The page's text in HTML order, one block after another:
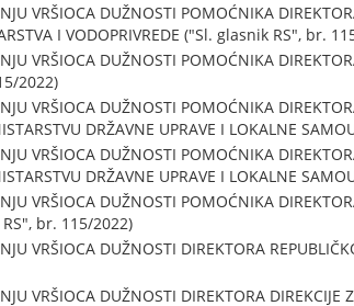
VRŠIOCA DUŽNOSTI POMOĆNIKA
I VODOPRIVREDE ("Sl. glasnik RS", br.
VRŠIOCA DUŽNOSTI POMOĆNIKA
2022)
VRŠIOCA DUŽNOSTI POMOĆNIKA
DRŽAVNE UPRAVE I LOKALNE
VRŠIOCA DUŽNOSTI POMOĆNIKA
DRŽAVNE UPRAVE I LOKALNE
VRŠIOCA DUŽNOSTI POMOĆNIKA
RS", br. 115/2022)
VRŠIOCA DUŽNOSTI DIREKTORA
VRŠIOCA DUŽNOSTI DIREKTORA